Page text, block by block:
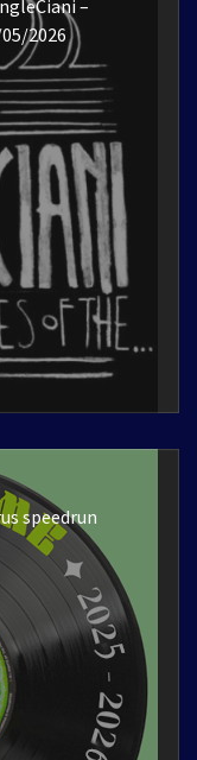
–
2026
speedrun